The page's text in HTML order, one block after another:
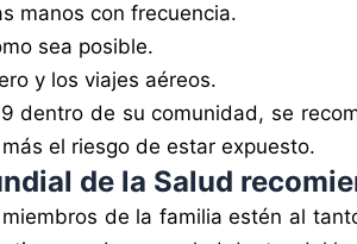
manos con frecuencia.
sea posible.
y los viajes aéreos.
dentro de su comunidad, se
el riesgo de estar expuesto.
de la Salud
de la familia estén al